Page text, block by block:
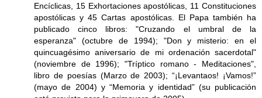
Encíclicas, 15 Exhortaciones apostólicas, 11 Constituciones
apostólicas y 45 Cartas apostólicas. El Papa también ha
publicado cinco libros: "Cruzando el umbral de la
esperanza" (octubre de 1994); "Don y misterio: en el
quincuagésimo aniversario de mi ordenación sacerdotal"
(noviembre de 1996); "Tríptico romano - Meditaciones",
libro de poesías (Marzo de 2003); “¡Levantaos! ¡Vamos!”
(mayo de 2004) y “Memoria y identidad” (su publicación